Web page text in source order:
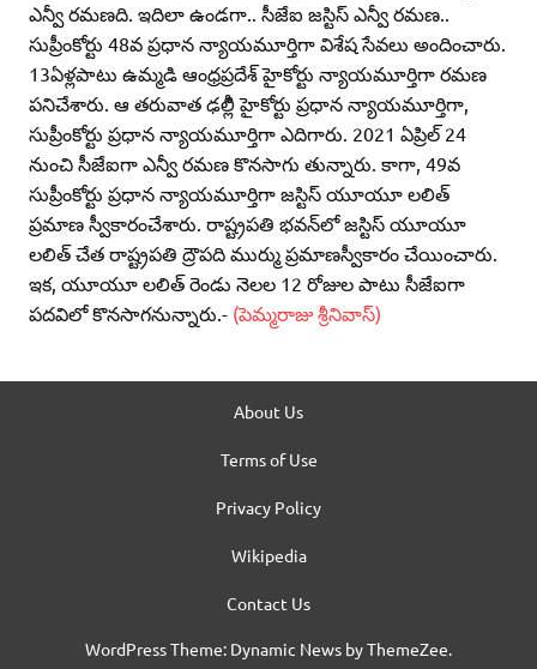
ఎన్వీ రమణది. ఇదిలా ఉండగా.. సీజేఐ జస్టిస్‌ ఎన్వీ రమణ..
సుప్రీంకోర్టు 48వ ప్రధాన న్యాయమూర్తిగా విశేష సేవలు అందించారు.
13ఏళ్లపాటు ఉమ్మడి ఆంధ్రప్రదేశ్‌ హైకోర్టు న్యాయమూర్తిగా రమణ
పనిచేశారు. ఆ తరువాత ఢల్లీి హైకోర్టు ప్రధాన న్యాయమూర్తిగా,
సుప్రీంకోర్టు ప్రధాన న్యాయమూర్తిగా ఎదిగారు. 2021 ఏప్రిల్‌ 24
నుంచి సీజేఐగా ఎన్వీ రమణ కొనసాగు తున్నారు. కాగా, 49వ
సుప్రీంకోర్టు ప్రధాన న్యాయమూర్తిగా జస్టిస్‌ యూయూ లలిత్‌
ప్రమాణ స్వీకారంచేశారు. రాష్ట్రపతి భవన్‌లో జస్టిస్‌ యూయూ
లలిత్‌ చేత రాష్ట్రపతి ద్రౌపది ముర్ము ప్రమాణస్వీకారం చేయించారు.
ఇక, యూయూ లలిత్‌ రెండు నెలల 12 రోజుల పాటు సీజేఐగా
పదవిలో కొనసాగనున్నారు.- (పెమ్మరాజు శ్రీనివాస్‌)
About Us
Terms of Use
Privacy Policy
Wikipedia
Contact Us
WordPress Theme: Dynamic News by ThemeZee.